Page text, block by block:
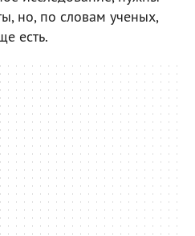
но, по словам ученых,
есть.